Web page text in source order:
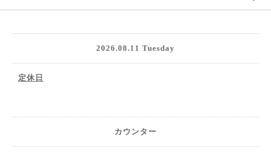
2026.08.11 Tuesday
定休日
カウンター